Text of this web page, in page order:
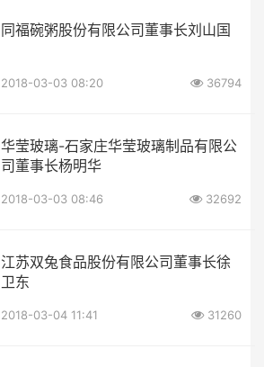
同福碗粥股份有限公司董事长刘山国
2018-03-03 08:20 36794
华莹玻璃-石家庄华莹玻璃制品有限公
司董事长杨明华
2018-03-03 08:46 32692
江苏双兔食品股份有限公司董事长徐
卫东
2018-03-04 11:41 31260